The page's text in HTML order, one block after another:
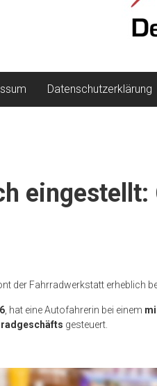
Datenschutzerklärung
eingestellt:
der Fahrradwerkstatt erheblich
, hat eine Autofahrerin bei einem
gesteuert.